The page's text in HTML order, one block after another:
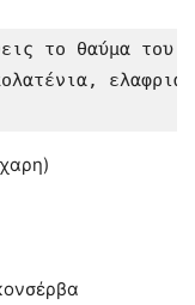
το θαύμα του